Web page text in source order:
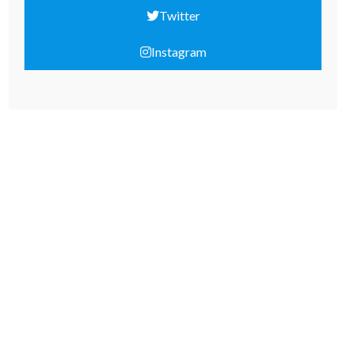
Twitter
Instagram